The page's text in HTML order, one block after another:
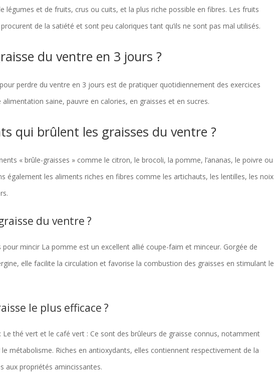
légumes et de fruits, crus ou cuits, et la plus riche possible en fibres. Les fruits
de la satiété et sont peu caloriques tant qu’ils ne sont pas mal utilisés.
du ventre en 3 jours ?
perdre du ventre en 3 jours est de pratiquer quotidiennement des exercices
saine, pauvre en calories, en graisses et en sucres.
qui brûlent les graisses du ventre ?
« brûle-graisses » comme le citron, le brocoli, la pomme, l’ananas, le poivre ou
également les aliments riches en fibres comme les artichauts, les lentilles, les noix
du ventre ?
mincir La pomme est un excellent allié coupe-faim et minceur. Gorgée de
elle facilite la circulation et favorise la combustion des graisses en stimulant le
le plus efficace ?
Le thé vert et le café vert : Ce sont des brûleurs de graisse connus, notamment
le métabolisme. Riches en antioxydants, elles contiennent respectivement de la
aux propriétés amincissantes.